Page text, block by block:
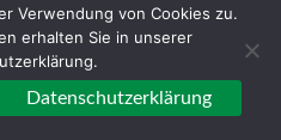
Westfalen,
2026
Verwendung von Cookies zu.
erhalten Sie in unserer
Datenschutzerklärung